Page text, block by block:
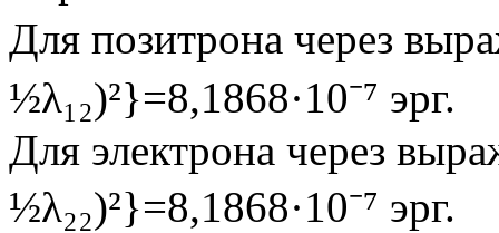
Для позитрона через
½λ₁₂)²}=8,1868·10⁻⁷ эрг.
Для электрона через
½λ₂₂)²}=8,1868·10⁻⁷ эрг.